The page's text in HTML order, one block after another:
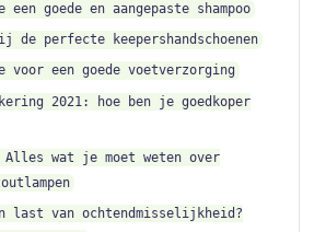
goede en aangepaste shampoo
perfecte keepershandschoenen
voor een goede voetverzorging
2021: hoe ben je goedkoper
Alles wat je moet weten over
last van ochtendmisselijkheid?